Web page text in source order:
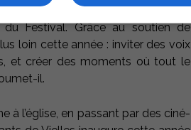
cette édition, on se surpasse, de
Festival. Grâce au soutien de
loin cette année : inviter des voix
et créer des moments où tout le
il.
à l’église, en passant par des ciné-